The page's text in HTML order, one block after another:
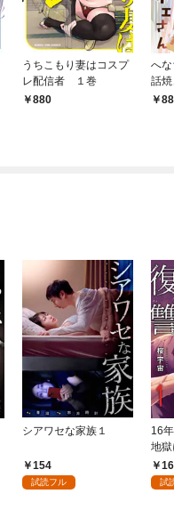
うちこもり妻はコスプ
レ配信者 １巻
880
へ
話
巻
シアワセな家族１
154
試読フル
16
地獄
試